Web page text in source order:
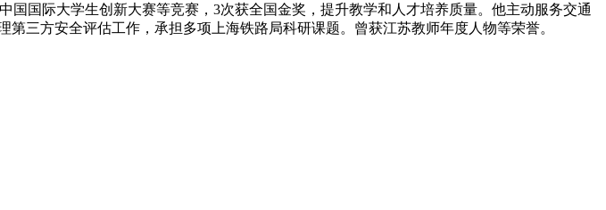
国际大学生创新大赛等竞赛，3次获全国金奖，提升教学和人才培养质量。他主动服务交通
三方安全评估工作，承担多项上海铁路局科研课题。曾获江苏教师年度人物等荣誉。